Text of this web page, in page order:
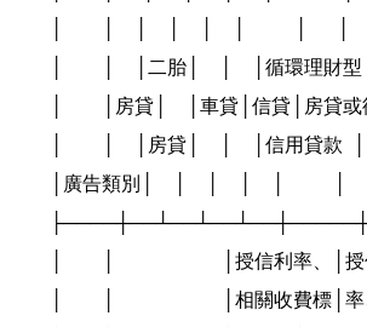
│        │    │二胎│    │    │循環理財型│
│        │房貸│    │車貸│信貸│
│        │    │房貸│    │    │信用貸款  │
│廣告類別│    │    │    │    │          │
│        │                      │授信利
│        │                      │相關收